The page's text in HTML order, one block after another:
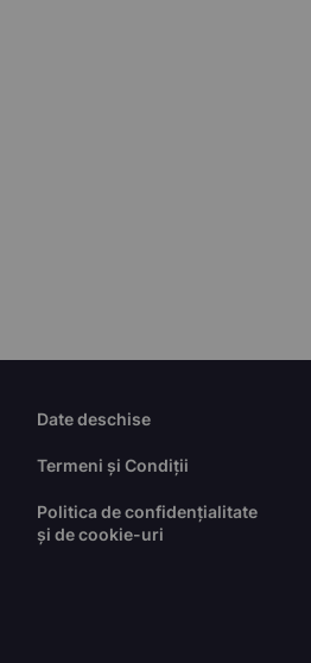
Date deschise
Termeni și Condiții
Politica de confidențialitate
și de cookie-uri